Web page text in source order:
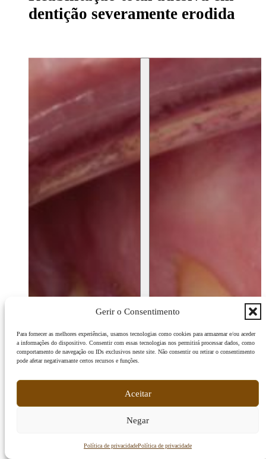
Gerir o Consentimento
Para fornecer as melhores experiências, usamos tecnologias como cookies para armazenar e/ou aceder
a informações do dispositivo. Consentir com essas tecnologias nos permitirá processar dados, como
comportamento de navegação ou IDs exclusivos neste site. Não consentir ou retirar o consentimento
pode afetar negativamante certos recursos e funções.
Aceitar
Negar
Política de privacidadePolítica de privacidade
dentição severamente erodida
Precisa de Ajuda?